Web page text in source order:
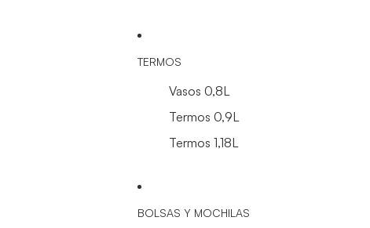
TERMOS
Vasos 0,8L
Termos 0,9L
Termos 1,18L
BOLSAS Y MOCHILAS